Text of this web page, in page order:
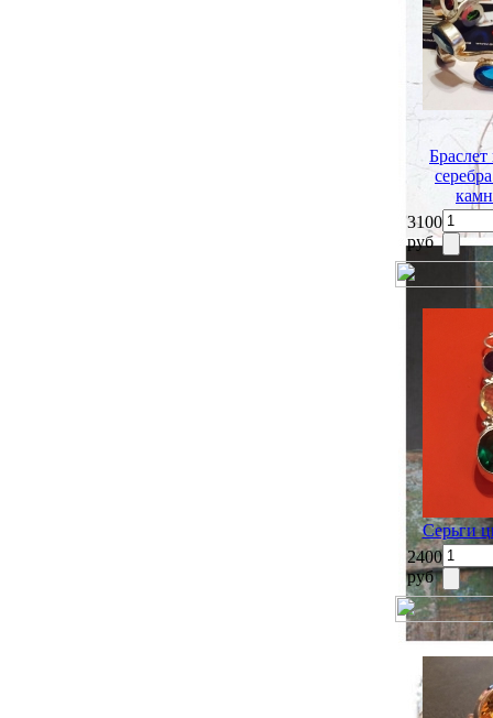
Браслет
3100
руб
Серьги
2400
руб